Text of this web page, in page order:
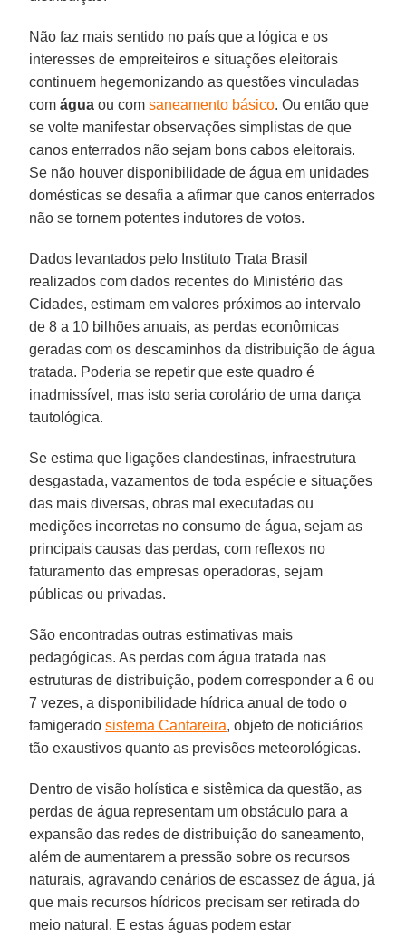
Não faz mais sentido no país que a lógica e os
interesses de empreiteiros e situações eleitorais
continuem hegemonizando as questões vinculadas
comágua ou comsaneamento básico. Ou então que
se volte manifestar observações simplistas de que
canos enterrados não sejam bons cabos eleitorais.
Se não houver disponibilidade de água em unidades
domésticas se desafia a afirmar que canos enterrados
não se tornem potentes indutores de votos.
Dados levantados pelo Instituto Trata Brasil
realizados com dados recentes do Ministério das
Cidades, estimam em valores próximos ao intervalo
de 8 a 10 bilhões anuais, as perdas econômicas
geradas com os descaminhos da distribuição de água
tratada. Poderia se repetir que este quadro é
inadmissível, mas isto seria corolário de uma dança
tautológica.
Se estima que ligações clandestinas, infraestrutura
desgastada, vazamentos de toda espécie e situações
das mais diversas, obras mal executadas ou
medições incorretas no consumo de água, sejam as
principais causas das perdas, com reflexos no
faturamento das empresas operadoras, sejam
públicas ou privadas.
São encontradas outras estimativas mais
pedagógicas. As perdas com água tratada nas
estruturas de distribuição, podem corresponder a 6 ou
7 vezes, a disponibilidade hídrica anual de todo o
famigeradosistema Cantareira, objeto de noticiários
tão exaustivos quanto as previsões meteorológicas.
Dentro de visão holística e sistêmica da questão, as
perdas de água representam um obstáculo para a
expansão das redes de distribuição do saneamento,
além de aumentarem a pressão sobre os recursos
naturais, agravando cenários de escassez de água, já
que mais recursos hídricos precisam ser retirada do
meio natural. E estas águas podem estar